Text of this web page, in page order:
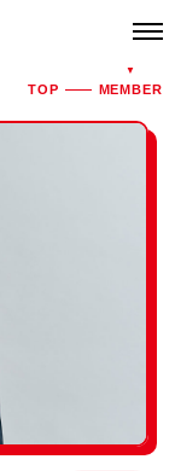
TOP MEMBER